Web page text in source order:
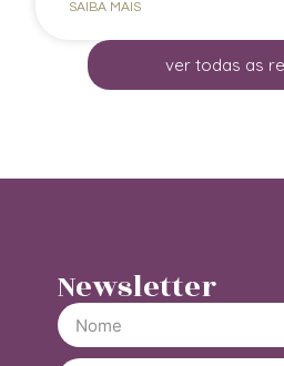
SAIBA MAIS
ver todas as
Newsletter